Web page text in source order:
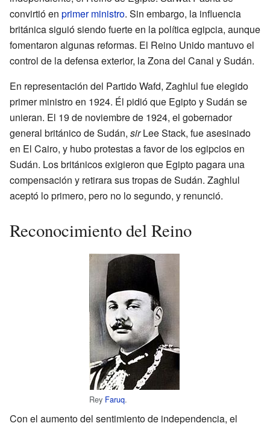
convirtió en primer ministro. Sin embargo, la influencia
británica siguió siendo fuerte en la política egipcia, aunque
fomentaron algunas reformas. El Reino Unido mantuvo el
control de la defensa exterior, la Zona del Canal y Sudán.
En representación del Partido Wafd, Zaghlul fue elegido
primer ministro en 1924. Él pidió que Egipto y Sudán se
unieran. El 19 de noviembre de 1924, el gobernador
general británico de Sudán, sirLee Stack, fue asesinado
en El Cairo, y hubo protestas a favor de los egipcios en
Sudán. Los británicos exigieron que Egipto pagara una
compensación y retirara sus tropas de Sudán. Zaghlul
aceptó lo primero, pero no lo segundo, y renunció.
Reconocimiento del Reino
Rey Faruq.
Con el aumento del sentimiento de independencia, el